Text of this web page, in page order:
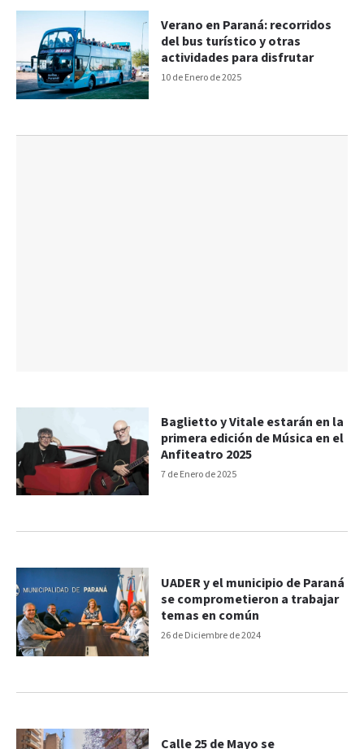
10 de Enero de 2025
Verano en Paraná: recorridos
del bus turístico y otras
actividades para disfrutar
7 de Enero de 2025
Baglietto y Vitale estarán en la
primera edición de Música en el
Anfiteatro 2025
26 de Diciembre de 2024
UADER y el municipio de Paraná
se comprometieron a trabajar
temas en común
Calle 25 de Mayo se